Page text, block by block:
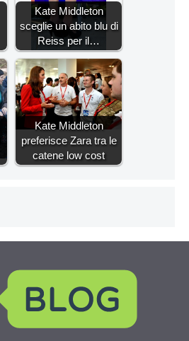
Kate Middleton
sceglie un abito blu di
Reiss per il…
Kate Middleton
preferisce Zara tra le
catene low cost